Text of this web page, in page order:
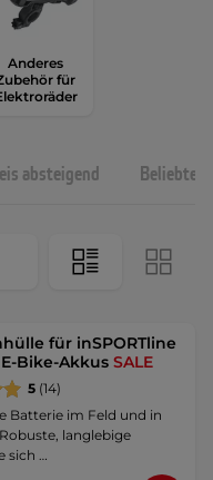
Anderes
für
absteigend
für inSPORTline
Bike-AkkusSALE
5 (14)
Batterie im Feld und in
langlebige
sich …